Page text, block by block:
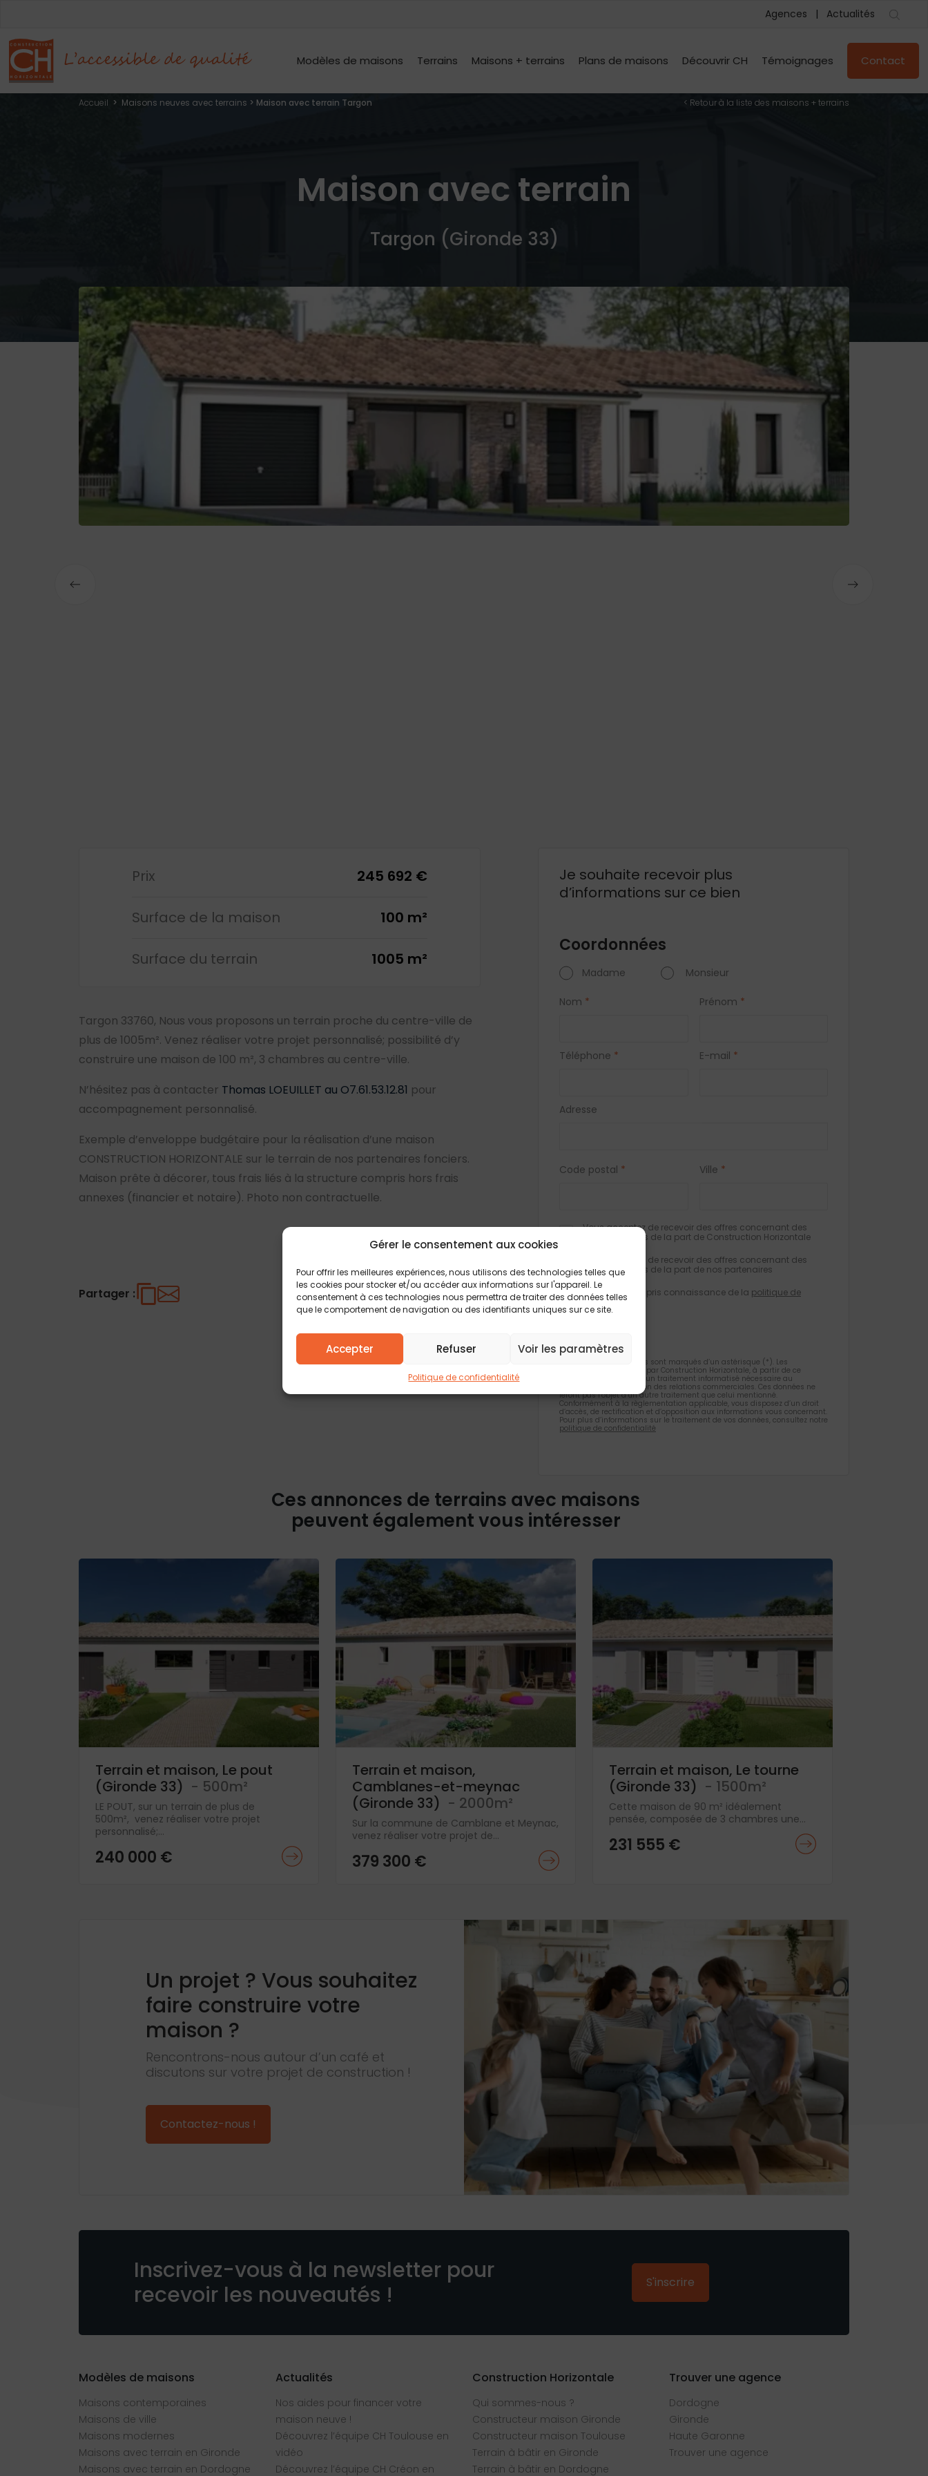
Gérer le consentement aux cookies
Pour offrir les meilleures expériences, nous utilisons des technologies telles que
les cookies pour stocker et/ou accéder aux informations sur l'appareil. Le
consentement à ces technologies nous permettra de traiter des données telles
que le comportement de navigation ou des identifiants uniques sur ce site.
Accepter Refuser Voir les paramètres
Politique de confidentialité
Agences Actualités
Modèles de maisons Terrains Maisons + terrains Plans de maisons Découvrir CH Témoignages Contact
Accueil > Maisons neuves avec terrains > Maison avec terrain Targon < Retour à la liste des maisons + terrains
Maison avec terrain
Targon (Gironde 33)
Prix 245 692 €
Surface de la maison 100 m²
Surface du terrain 1005 m²
Targon 33760, Nous vous proposons un terrain proche du centre-ville de
plus de 1005m². Venez réaliser votre projet personnalisé; possibilité d’y
construire une maison de 100 m², 3 chambres au centre-ville.
N’hésitez pas à contacter Thomas LOEUILLET au O7.61.53.12.81 pour
accompagnement personnalisé.
Exemple d’enveloppe budgétaire pour la réalisation d’une maison
CONSTRUCTION HORIZONTALE sur le terrain de nos partenaires fonciers.
Maison prête à décorer, tous frais liés à la structure compris hors frais
annexes (financier et notaire). Photo non contractuelle.
Partager :
Je souhaite recevoir plus
d’informations sur ce bien
Coordonnées
Madame Monsieur
Nom * Prénom *
Téléphone * E-mail *
Adresse
Code postal * Ville *
Vous acceptez de recevoir des offres concernant des
biens similaires de la part de Construction Horizontale
Vous acceptez de recevoir des offres concernant des
biens similaires de la part de nos partenaires
Je valide avoir pris connaissance de la politique de
confidentialité
Les champs obligatoires sont marqués d’un astérisque (*). Les
informations recueillies par Construction Horizontale, à partir de ce
formulaire, font l’objet d’un traitement informatisé nécessaire au
traitement et à la gestion des relations commerciales. Ces données ne
feront pas l’objet d’un autre traitement que celui mentionné.
Conformément à la règlementation applicable, vous disposez d’un droit
d’accès, de rectification et d’opposition aux informations vous concernant.
Pour plus d’informations sur le traitement de vos données, consultez notre
politique de confidentialité
Ces annonces de terrains avec maisons
peuvent également vous intéresser
Terrain et maison, Le pout
(Gironde 33) - 500m²
LE POUT, sur un terrain de plus de
500m², venez réaliser votre projet
personnalisé;...
240 000 €
Terrain et maison,
Camblanes-et-meynac
(Gironde 33) - 2000m²
Sur la commune de Camblane et Meynac,
venez réaliser votre projet de...
379 300 €
Terrain et maison, Le tourne
(Gironde 33) - 1500m²
Cette maison de 90 m² idéalement
pensée, composée de 3 chambres une...
231 555 €
Un projet ? Vous souhaitez
faire construire votre
maison ?
Rencontrons-nous autour d’un café et
discutons sur votre projet de construction !
Contactez-nous !
Inscrivez-vous à la newsletter pour
recevoir les nouveautés !
S'inscrire
Modèles de maisons
Maisons contemporaines
Maisons de ville
Maisons modernes
Maisons avec terrain en Gironde
Maisons avec terrain en Dordogne
Actualités
Nos aides pour financer votre
maison neuve !
Découvrez l’équipe CH Toulouse en
vidéo
Découvrez l’équipe CH Créon en
Construction Horizontale
Qui sommes-nous ?
Constructeur maison Gironde
Constructeur maison Toulouse
Terrain à bâtir en Gironde
Terrain à bâtir en Dordogne
Trouver une agence
Dordogne
Gironde
Haute Garonne
Trouver une agence